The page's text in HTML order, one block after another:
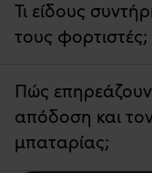
Τι είδους
τους φορτιστές;
Πώς επηρεάζουν
απόδοση και
μπαταρίας;